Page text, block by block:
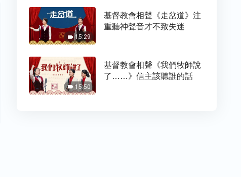
15:29
基督教會相聲《走岔道》注
重聽神聲音才不致失迷
15:50
基督教會相聲《我們牧師說
了……》信主該聽誰的話